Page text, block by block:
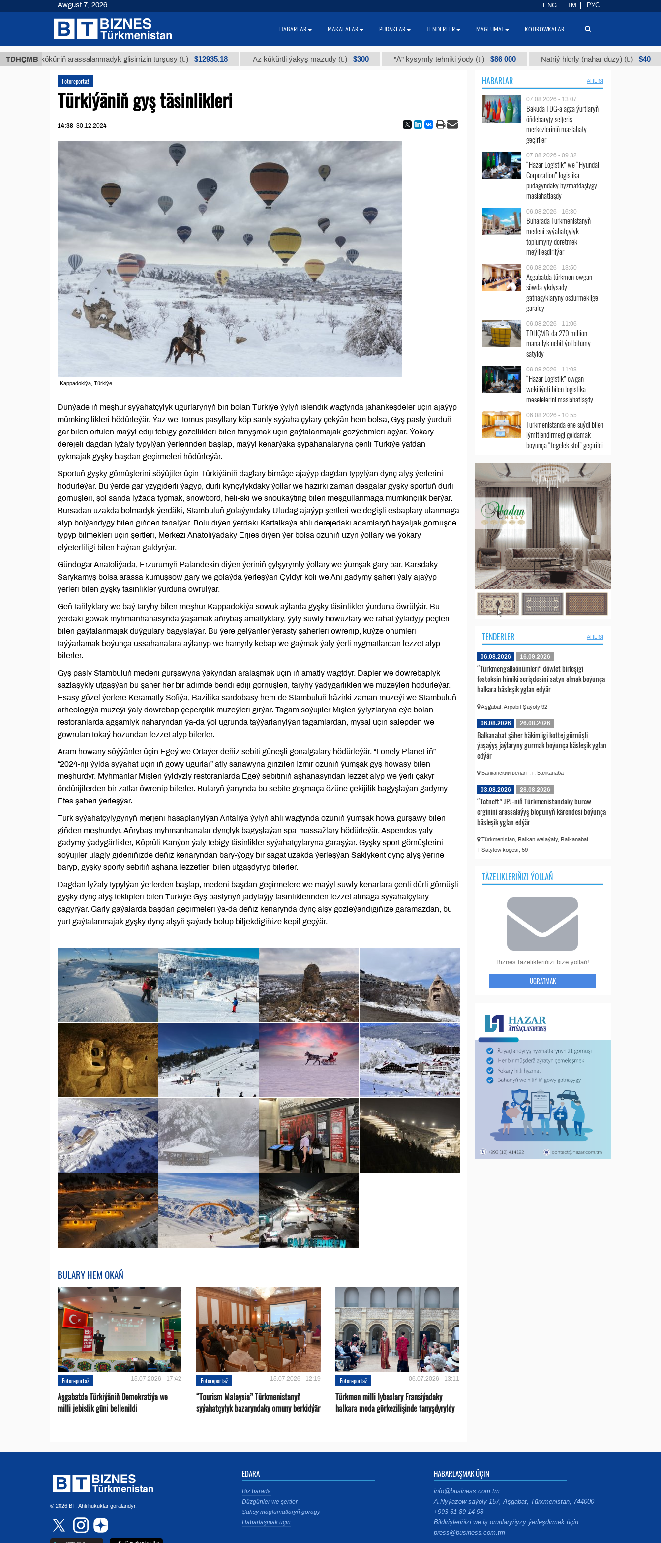
TDHÇMB
köküniň arassalanmadyk glisirrizin turşusy (t.) $12935,18 Az kükürtli ýakyş mazudy (t.) $300 "А" kysymly tehniki ýody (t.) $86 000 Natriý hlorly (nahar duzy) (t.) $40
Fotoreportaž
Türkiýäniň gyş täsinlikleri
14:38 30.12.2024
Kappadokiýa, Türkiýe
Dünýäde iň meşhur syýahatçylyk ugurlarynyň biri bolan Türkiýe ýylyň islendik wagtynda jahankeşdeler üçin ajaýyp
mümkinçilikleri hödürleýär. Ýaz we Tomus pasyllary köp sanly syýahatçylary çekýän hem bolsa, Gyş pasly ýurduň
gar bilen örtülen maýyl ediji tebigy gözellikleri bilen tanyşmak üçin gaýtalanmajak gözýetimleri açýar. Ýokary
derejeli dagdan lyžaly typylýan ýerlerinden başlap, maýyl kenarýaka şypahanalaryna çenli Türkiýe ýatdan
çykmajak gyşky başdan geçirmeleri hödürleýär.
Sportuň gyşky görnüşlerini söýüjiler üçin Türkiýäniň daglary birnäçe ajaýyp dagdan typylýan dynç alyş ýerlerini
hödürleýär. Bu ýerde gar yzygiderli ýagyp, dürli kynçylykdaky ýollar we häzirki zaman desgalar gyşky sportuň dürli
görnüşleri, şol sanda lyžada typmak, snowbord, heli-ski we snoukaýting bilen meşgullanmaga mümkinçilik berýär.
Bursadan uzakda bolmadyk ýerdäki, Stambuluň golaýyndaky Uludag ajaýyp şertleri we degişli esbaplary ulanmaga
alyp bolýandygy bilen giňden tanalýar. Bolu diýen ýerdäki Kartalkaýa ähli derejedäki adamlaryň haýaljak görnüşde
typyp bilmekleri üçin şertleri, Merkezi Anatoliýadaky Erjies diýen ýer bolsa özüniň uzyn ýollary we ýokary
elýeterliligi bilen haýran galdyrýar.
Gündogar Anatoliýada, Erzurumyň Palandekin diýen ýeriniň çylşyrymly ýollary we ýumşak gary bar. Karsdaky
Sarykamyş bolsa arassa kümüşsöw gary we golaýda ýerleşýän Çyldyr köli we Ani gadymy şäheri ýaly ajaýyp
ýerleri bilen gyşky täsinlikler ýurduna öwrülýär.
Geň-taňlyklary we baý taryhy bilen meşhur Kappadokiýa sowuk aýlarda gyşky täsinlikler ýurduna öwrülýär. Bu
ýerdäki gowak myhmanhanasynda ýaşamak aňrybaş amatlyklary, ýyly suwly howuzlary we rahat ýyladyjy peçleri
bilen gaýtalanmajak duýgulary bagyşlaýar. Bu ýere gelýänler ýerasty şäherleri öwrenip, küýze önümleri
taýýarlamak boýunça ussahanalara aýlanyp we hamyrly kebap we gaýmak ýaly ýerli nygmatlardan lezzet alyp
bilerler.
Gyş pasly Stambuluň medeni gurşawyna ýakyndan aralaşmak üçin iň amatly wagtdyr. Däpler we döwrebaplyk
sazlaşykly utgaşýan bu şäher her bir ädimde bendi ediji görnüşleri, taryhy ýadygärlikleri we muzeýleri hödürleýär.
Esasy gözel ýerlere Keramatly Sofiýa, Bazilika sardobasy hem-de Stambuluň häzirki zaman muzeýi we Stambuluň
arheologiýa muzeýi ýaly döwrebap çeperçilik muzeýleri girýär. Tagam söýüjiler Mişlen ýylyzlaryna eýe bolan
restoranlarda agşamlyk naharyndan ýa-da ýol ugrunda taýýarlanylýan tagamlardan, mysal üçin salepden we
gowrulan tokaý hozundan lezzet alyp bilerler.
Aram howany söýýänler üçin Egeý we Ortaýer deňiz sebiti güneşli gonalgalary hödürleýär. “Lonely Planet-iň”
“2024-nji ýylda syýahat üçin iň gowy ugurlar” atly sanawyna girizilen Izmir özüniň ýumşak gyş howasy bilen
meşhurdyr. Myhmanlar Mişlen ýyldyzly restoranlarda Egeý sebitiniň aşhanasyndan lezzet alyp we ýerli çakyr
öndürijilerden bir zatlar öwrenip bilerler. Bularyň ýanynda bu sebite goşmaça özüne çekijilik bagyşlaýan gadymy
Efes şäheri ýerleşýär.
Türk syýahatçylygynyň merjeni hasaplanylýan Antaliýa ýylyň ähli wagtynda özüniň ýumşak howa gurşawy bilen
giňden meşhurdyr. Aňrybaş myhmanhanalar dynçlyk bagyşlaýan spa-massažlary hödürleýär. Aspendos ýaly
gadymy ýadygärlikler, Köprüli-Kanýon ýaly tebigy täsinlikler syýahatçylaryna garaşýar. Gyşky sport görnüşlerini
söýüjiler ulagly gideniňizde deňiz kenaryndan bary-ýogy bir sagat uzakda ýerleşýän Saklykent dynç alyş ýerine
baryp, gyşky sporty sebitiň aşhana lezzetleri bilen utgaşdyryp bilerler.
Dagdan lyžaly typylýan ýerlerden başlap, medeni başdan geçirmelere we maýyl suwly kenarlara çenli dürli görnüşli
gyşky dynç alyş teklipleri bilen Türkiýe Gyş paslynyň jadylaýjy täsinliklerinden lezzet almaga syýahatçylary
çagyrýar. Garly gaýalarda başdan geçirmeleri ýa-da deňiz kenarynda dynç alşy gözleýändigiňize garamazdan, bu
ýurt gaýtalanmajak gyşky dynç alşyň şaýady bolup biljekdigiňize kepil geçýär.
BULARY HEM OKAŇ
Fotoreportaž 15.07.2026 - 17:42
Aşgabatda Türkiýäniň Demokratiýa we
milli jebislik güni bellenildi
Fotoreportaž 15.07.2026 - 12:19
“Tourism Malaysia” Türkmenistanyň
syýahatçylyk bazaryndaky ornuny berkidýär
Fotoreportaž 06.07.2026 - 13:11
Türkmen milli lybaslary Fransiýadaky
halkara moda görkezilişinde tanyşdyryldy
HABARLAR ÄHLISI
07.08.2026 - 13:07
Bakuda TDG-ä agza ýurtlaryň
öňdebaryjy seljeriş
merkezleriniň maslahaty
geçiriler
07.08.2026 - 09:32
“Hazar Logistik” we “Hyundai
Corporation” logistika
pudagyndaky hyzmatdaşlygy
maslahatlaşdy
06.08.2026 - 16:30
Buharada Türkmenistanyň
medeni-syýahatçylyk
toplumyny döretmek
meýilleşdirilýär
06.08.2026 - 13:50
Aşgabatda türkmen-owgan
söwda-ykdysady
gatnaşyklaryny ösdürmeklige
garaldy
06.08.2026 - 11:06
TDHÇMB-da 270 million
manatlyk nebit ýol bitumy
satyldy
06.08.2026 - 11:03
“Hazar Logistik” owgan
wekiliýeti bilen logistika
meselelerini maslahatlaşdy
06.08.2026 - 10:55
Türkmenistanda ene süýdi bilen
iýmitlendirmegi goldamak
boýunça “tegelek stol” geçirildi
TENDERLER ÄHLISI
06.08.2026 16.09.2026
“Türkmengallaönümleri” döwlet birleşigi
fostoksin himiki serişdesini satyn almak boýunça
halkara bäsleşik yglan edýär
Aşgabat, Arçabil Şaýoly 92
06.08.2026 26.08.2026
Balkanabat şäher häkimligi kottej görnüşli
ýaşaýyş jaýlaryny gurmak boýunça bäsleşik yglan
edýär
Балканский велаят, г. Балканабат
03.08.2026 28.08.2026
“Tatneft” JPJ-niň Türkmenistandaky buraw
erginini arassalaýyş blogunyň kärendesi boýunça
bäsleşik yglan edýär
Türkmenistan, Balkan welaýaty, Balkanabat,
T.Satylow köçesi, 59
TÄZELIKLERIŇIZI ÝOLLAŇ
Biznes täzelikleriňizi bize ýollaň!
UGRATMAK
© 2026 BT. Ähli hukuklar goralandyr.
EDARA
Biz barada
Düzgünler we şertler
Şahsy maglumatlaryň goragy
Habarlaşmak üçin
HABARLAŞMAK ÜÇIN
info@business.com.tm
A.Nyýazow şaýoly 157, Aşgabat, Türkmenistan, 744000
+993 61 89 14 98
Bildirişleriňizi we iş orunlaryňyzy ýerleşdirmek üçin:
press@business.com.tm
Awgust 7, 2026 ENG TM РУС
HABARLAR MAKALALAR PUDAKLAR TENDERLER MAGLUMAT KOTIROWKALAR